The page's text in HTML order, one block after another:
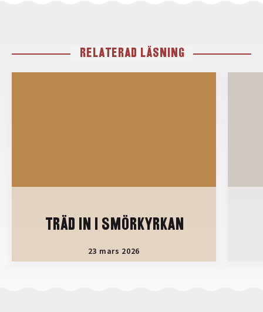
RELATERAD LÄSNING
TRÄD IN I SMÖRKYRKAN
23 mars 2026